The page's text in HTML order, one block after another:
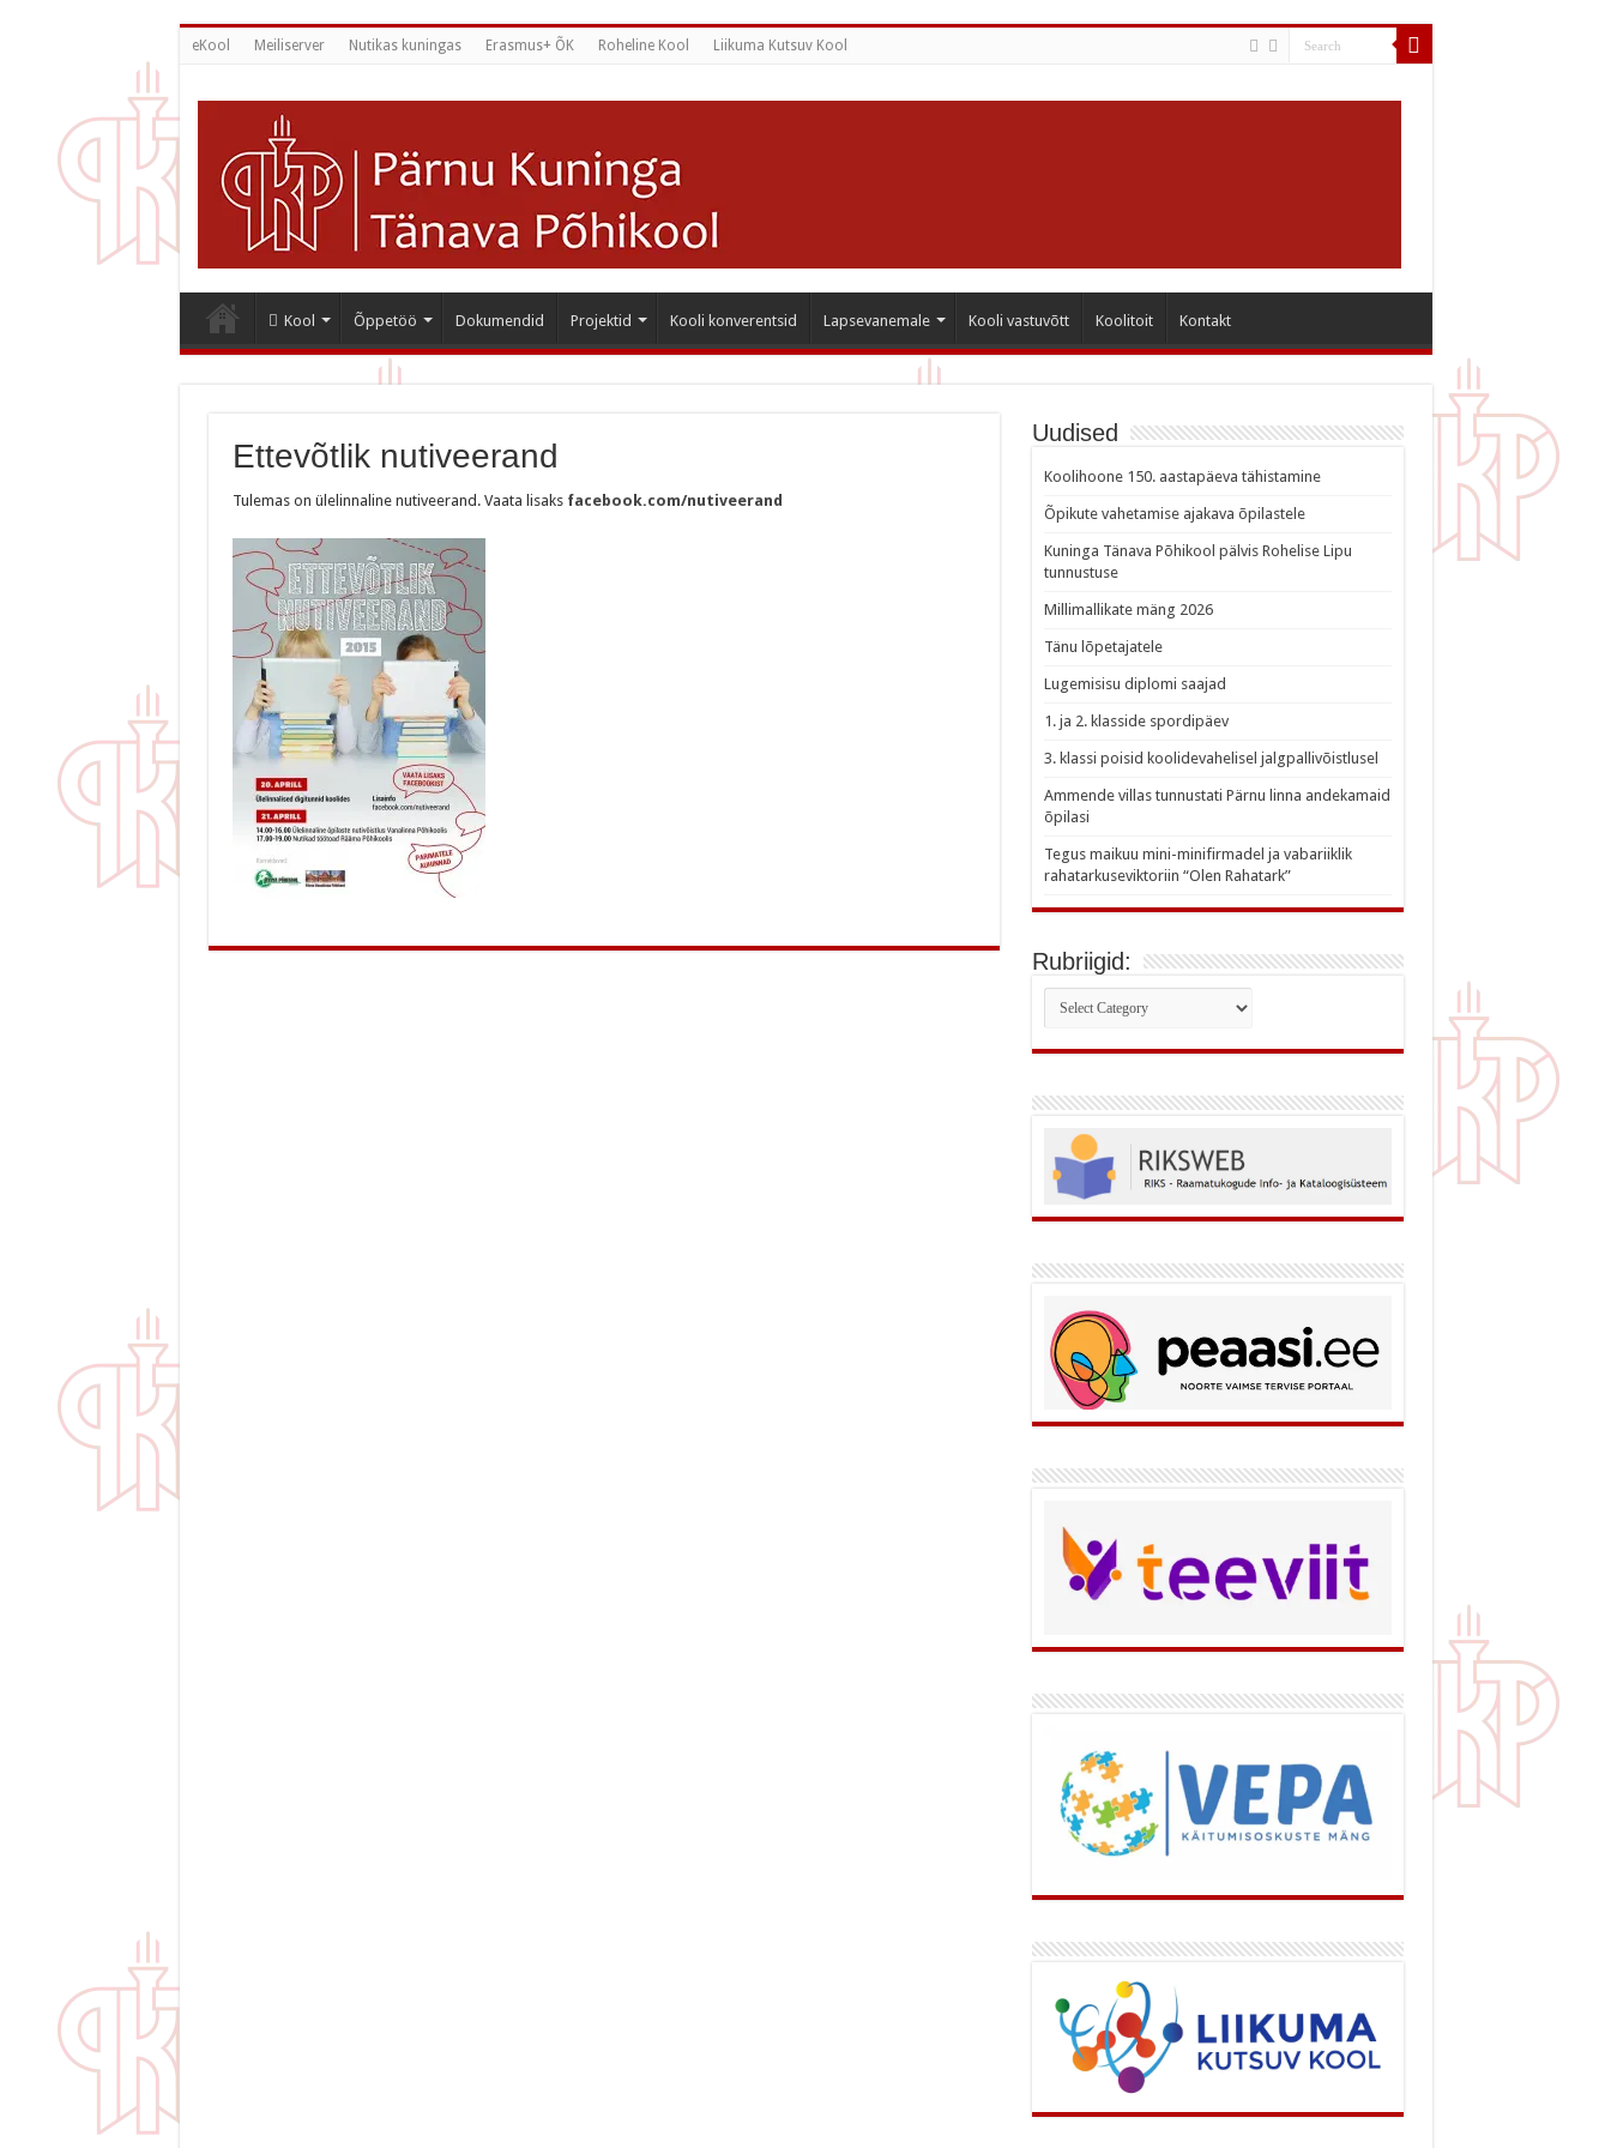
eKool Meiliserver Nutikas kuningas Erasmus+ ÕK Roheline Kool Liikuma Kutsuv Kool
Kool Õppetöö Dokumendid Projektid Kooli konverentsid Lapsevanemale Kooli vastuvõtt Koolitoit Kontakt
Ettevõtlik nutiveerand
Tulemas on ülelinnaline nutiveerand. Vaata lisaks facebook.com/nutiveerand
Uudised
Koolihoone 150. aastapäeva tähistamine
Õpikute vahetamise ajakava õpilastele
Kuninga Tänava Põhikool pälvis Rohelise Lipu
tunnustuse
Millimallikate mäng 2026
Tänu lõpetajatele
Lugemisisu diplomi saajad
1. ja 2. klasside spordipäev
3. klassi poisid koolidevahelisel jalgpallivõistlusel
Ammende villas tunnustati Pärnu linna andekamaid
õpilasi
Tegus maikuu mini-minifirmadel ja vabariiklik
rahatarkuseviktoriin “Olen Rahatark”
Rubriigid:
Rubriigid: